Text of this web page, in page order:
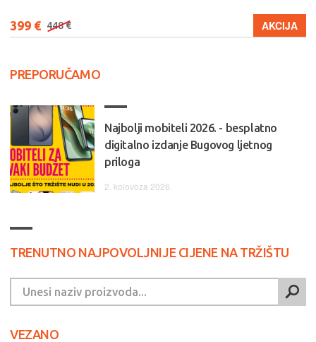
399 € 448 € AKCIJA
PREPORUČAMO
Najbolji mobiteli 2026. - besplatno
digitalno izdanje Bugovog ljetnog
priloga
2. kolovoza 2026.
TRENUTNO NAJPOVOLJNIJE CIJENE NA TRŽIŠTU
VEZANO